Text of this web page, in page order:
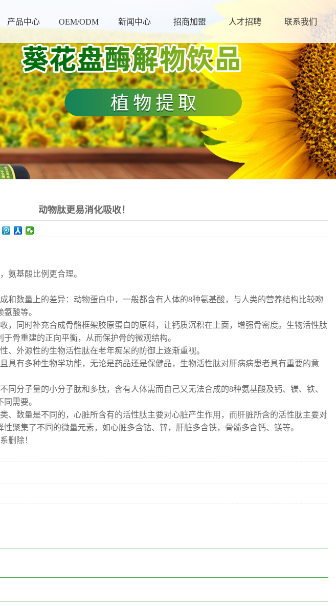
产品中心 OEM/ODM 新闻中心 招商加盟 人才招聘 联系我们
动物肽更易消化吸收！
氨基酸比例更合理。
和数量上的差异：动物蛋白中，一般都含有人体的8种氨基酸，与人类的营养结构比较吻
酸等。
，同时补充合成骨骼框架胶原蛋白的原料，让钙质沉积在上面，增强骨密度。生物活性肽
骨重建的正向平衡，从而保护骨的微观结构。
、外源性的生物活性肽在老年痴呆的防御上逐渐重视。
具有多种生物学功能，无论是药品还是保健品，生物活性肽对肝病病患者具有重要的意
同分子量的小分子肽和多肽，含有人体需而自己又无法合成的8种氨基酸及钙、镁、铁、
需要。
、数量是不同的，心脏所含有的活性肽主要对心脏产生作用，而肝脏所含的活性肽主要对
聚集了不同的微量元素，如心脏多含钴、锌，肝脏多含铁，骨髓多含钙、镁等。
删除！